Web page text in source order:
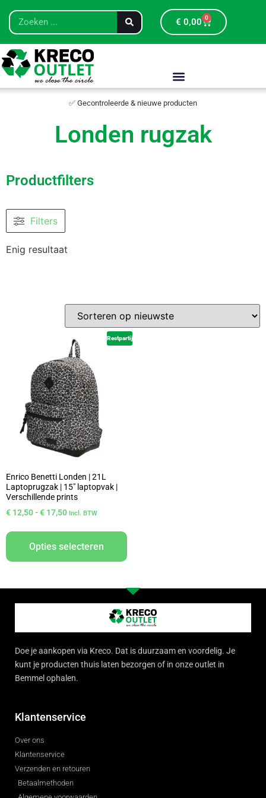
€ 0,00 0
✅ Gecontroleerde & nieuwe producten
Londen rugzak
Productfilters
Filters
Enig resultaat
Restpartij
Enrico Benetti Londen | 21L
Laptoprugzak | 15″ laptopvak |
Verschillende prints
€ 12,50-€ 17,50 Incl. BTW
Opties selecteren
Doe je aankopen via Kreco. Dat is duurzaam en voordelig. Je
kunt je producten thuis laten bezorgen of in onze outlet in
Bemmel ophalen.
Klantenservice
Over ons
Klantenservice
Verzenden en retouren
Betaalmethoden